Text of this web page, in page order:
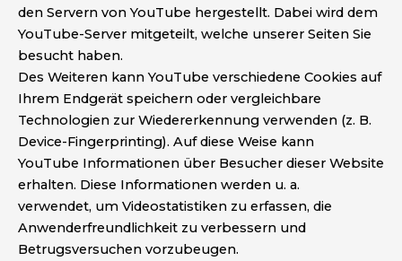
den Servern von YouTube hergestellt. Dabei wird dem
YouTube-Server mitgeteilt, welche unserer Seiten Sie
besucht haben.
Des Weiteren kann YouTube verschiedene Cookies auf
Ihrem Endgerät speichern oder vergleichbare
Technologien zur Wiedererkennung verwenden (z. B.
Device-Fingerprinting). Auf diese Weise kann
YouTube Informationen über Besucher dieser Website
erhalten. Diese Informationen werden u. a.
verwendet, um Videostatistiken zu erfassen, die
Anwenderfreundlichkeit zu verbessern und
Betrugsversuchen vorzubeugen.